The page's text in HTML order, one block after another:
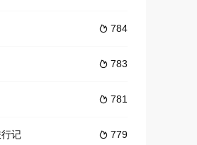
 784
 783
 781
 779
记